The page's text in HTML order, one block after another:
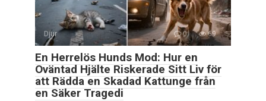
Djur 0 69
En Herrelös Hunds Mod: Hur en
Oväntad Hjälte Riskerade Sitt Liv för
att Rädda en Skadad Kattunge från
en Säker Tragedi